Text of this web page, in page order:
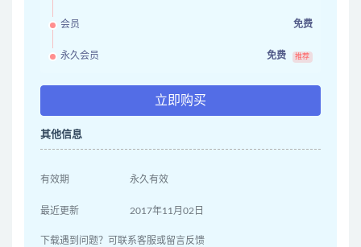
会员 免费
永久会员 免费 推荐
立即购买
其他信息
有效期 永久有效
最近更新 2017年11月02日
下载遇到问题？可联系客服或留言反馈